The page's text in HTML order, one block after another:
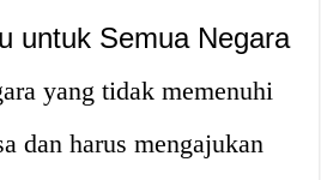
untuk Semua Negara
yang tidak memenuhi
dan harus mengajukan